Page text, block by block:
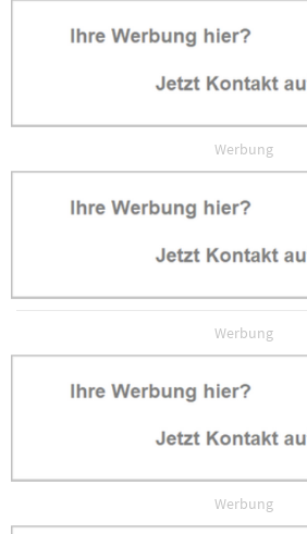
Werbung
Werbung
Werbung